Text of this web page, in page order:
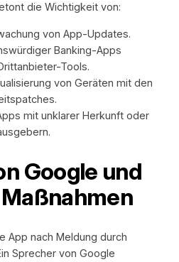
die Wichtigkeit von:
von App-Updates.
Banking-Apps
Tools.
von Geräten mit den
mit unklarer Herkunft oder
Google und
App nach Meldung durch
Sprecher von Google